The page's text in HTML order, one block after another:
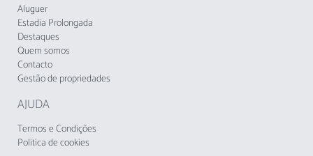
Aluguer
Estadia Prolongada
Destaques
Quem somos
Contacto
Gestão de propriedades
AJUDA
Termos e Condições
Politica de cookies